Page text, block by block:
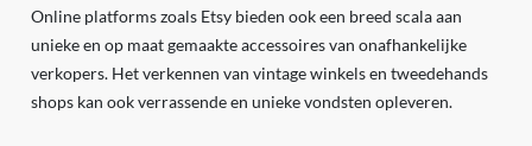
Online platforms zoals Etsy bieden ook een breed scala aan
unieke en op maat gemaakte accessoires van onafhankelijke
verkopers. Het verkennen van vintage winkels en tweedehands
shops kan ook verrassende en unieke vondsten opleveren.